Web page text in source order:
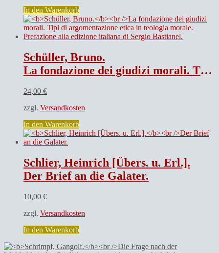
Auffgeführten
erweitterten
Kirchengebewes
gehalten
October
Johannem
Schröderum
In den Warenkorb
Schüller, Bruno.
La fondazione dei giudizi morali. Tipi di argomentazione etica in teologia morale. Prefazione alla edizione italiana di Sergio Bastianel.
24,00 €
zzgl. Versandkosten
In den Warenkorb
Schlier, Heinrich [Übers. u. Erl.].
Der Brief an die Galater.
10,00 €
zzgl. Versandkosten
In den Warenkorb